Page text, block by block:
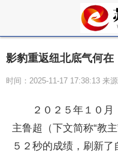
影豹重返纽北底气何在
时间：2025-11-17 17:38:13 来
２０２５年１０月
主鲁超（下文简称“教
５２秒的成绩，刷新